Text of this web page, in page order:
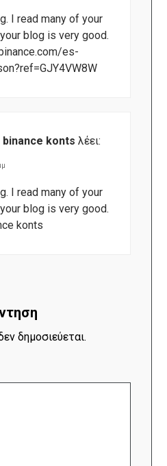
I read many of your
blog is very good.
es-
binance konts λέει:
I read many of your
blog is very good.
konts
δημοσιεύεται.